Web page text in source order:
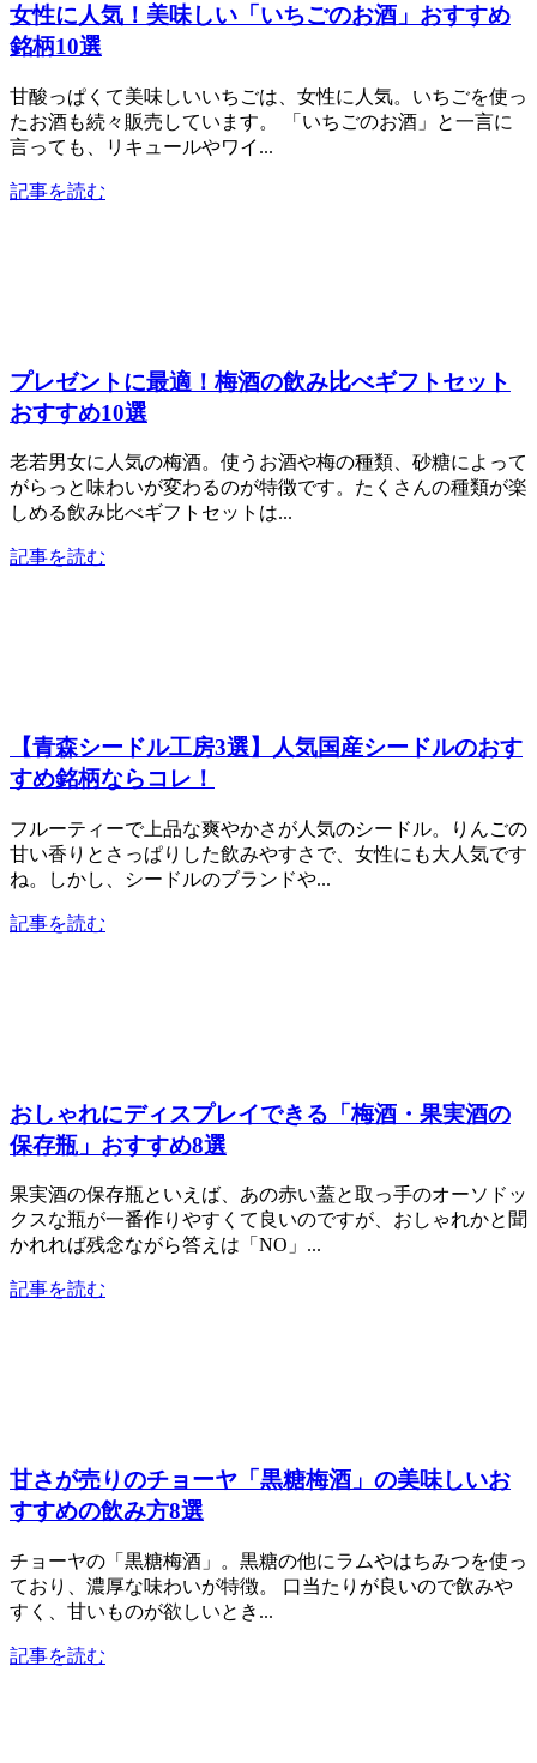
女性に人気！美味しい「いちごのお酒」おすすめ
銘柄10選
甘酸っぱくて美味しいいちごは、女性に人気。いちごを使っ
たお酒も続々販売しています。 「いちごのお酒」と一言に
言っても、リキュールやワイ...
記事を読む
プレゼントに最適！梅酒の飲み比べギフトセット
おすすめ10選
老若男女に人気の梅酒。使うお酒や梅の種類、砂糖によって
がらっと味わいが変わるのが特徴です。たくさんの種類が楽
しめる飲み比べギフトセットは...
記事を読む
【青森シードル工房3選】人気国産シードルのおす
すめ銘柄ならコレ！
フルーティーで上品な爽やかさが人気のシードル。りんごの
甘い香りとさっぱりした飲みやすさで、女性にも大人気です
ね。しかし、シードルのブランドや...
記事を読む
おしゃれにディスプレイできる「梅酒・果実酒の
保存瓶」おすすめ8選
果実酒の保存瓶といえば、あの赤い蓋と取っ手のオーソドッ
クスな瓶が一番作りやすくて良いのですが、おしゃれかと聞
かれれば残念ながら答えは「NO」...
記事を読む
甘さが売りのチョーヤ「黒糖梅酒」の美味しいお
すすめの飲み方8選
チョーヤの「黒糖梅酒」。黒糖の他にラムやはちみつを使っ
ており、濃厚な味わいが特徴。 口当たりが良いので飲みや
すく、甘いものが欲しいとき...
記事を読む